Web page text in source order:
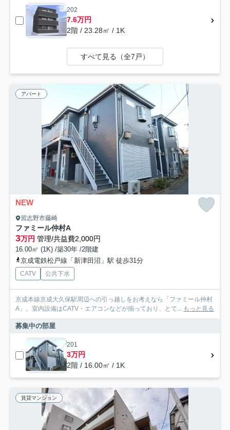
202
7.6万円
2階 / 23.28㎡ / 1K
すべて見る（全7戸）
アパート
NEW
習志野市藤崎
ファミール仲村A
3万円 管理/共益費2,000円
16.00㎡ (1K) /築30年 /2階建
京成電鉄松戸線「新津田沼」駅 徒歩31分
CATV 公共下水
京成本線京成大久保駅周辺への引っ越しをお考えなら「ファミール仲村
A」。室内設備はCATV・エアコンなどが揃っており、とて... もっと見る
募集中の部屋
201
3万円
2階 / 16.00㎡ / 1K
賃貸マンション